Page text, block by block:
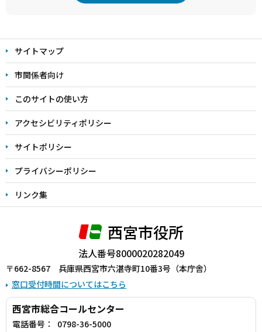
文
こ
こ
ま
で
サイトマップ
市関係者向け
このサイトの使い方
アクセシビリティポリシー
サイトポリシー
プライバシーポリシー
リンク集
西宮市役所
法人番号8000020282049
〒662-8567 兵庫県西宮市六湛寺町10番3号（本庁舎）
窓口受付時間についてはこちら
西宮市総合コールセンター
電話番号：
0798-36-5000